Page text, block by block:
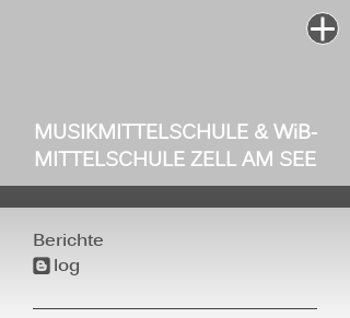
MUSIKMITTELSCHULE & WiB-
MITTELSCHULE ZELL AM SEE
Berichte
b log